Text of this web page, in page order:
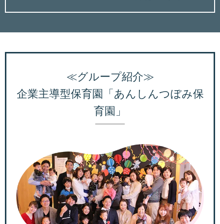
≪グループ紹介≫
企業主導型保育園「あんしんつぼみ保
育園」